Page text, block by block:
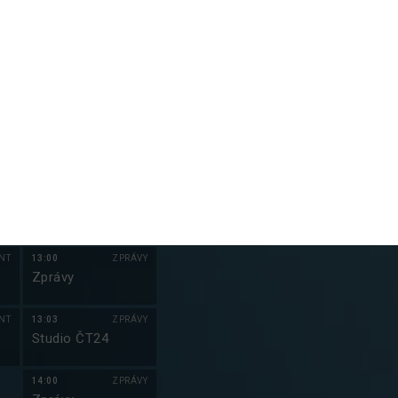
13:00 ZPRÁVY
Zprávy
13:03 ZPRÁVY
Studio ČT24
14:00 ZPRÁVY